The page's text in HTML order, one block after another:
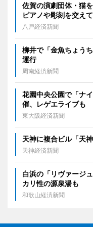
佐賀の演劇団体・猫
ピアノや彫刻を交えて
八戸経済新聞
柳井で「金魚ちょう
運行
周南経済新聞
花園中央公園で「ナ
催、レゲエライブも
東大阪経済新聞
天神に複合ビル「天
天神経済新聞
白浜の「リヴァージ
カリ性の源泉湯も
和歌山経済新聞